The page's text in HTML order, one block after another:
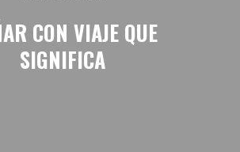
CON VIAJE QUE
SIGNIFICA